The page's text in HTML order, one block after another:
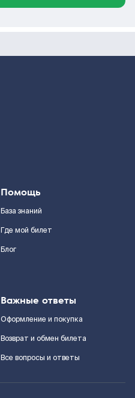
Помощь
База знаний
Где мой билет
Блог
Важные ответы
Оформление и покупка
Возврат и обмен билета
Все вопросы и ответы